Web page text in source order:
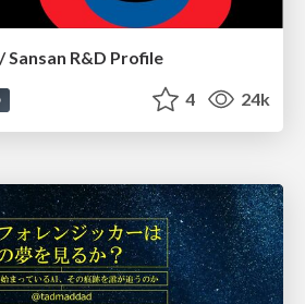
Sansan R&D Profile
4 24k